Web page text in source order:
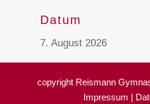
Datum
7. August 2026
copyright Reismann
Impressum |